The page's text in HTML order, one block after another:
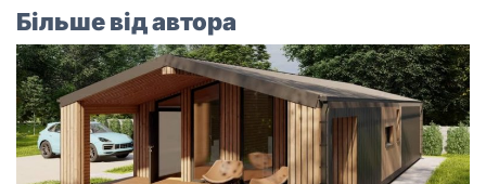
Більше від автора